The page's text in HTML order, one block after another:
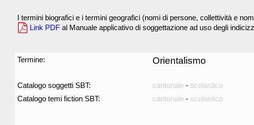
I termini biografici e i termini geografici (nomi di persone, collettività e
Link PDF al Manuale applicativo di soggettazione ad uso degli
Termine: Orientalismo
Catalogo soggetti SBT: cantonale - scolastico
Catalogo temi fiction SBT:
cantonale - scolastico